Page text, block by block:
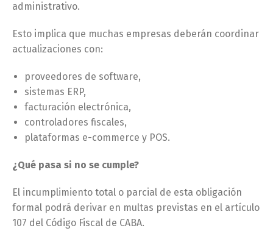
administrativo.
Esto implica que muchas empresas deberán coordinar
actualizaciones con:
proveedores de software,
sistemas ERP,
facturación electrónica,
controladores fiscales,
plataformas e-commerce y POS.
¿Qué pasa si no se cumple?
El incumplimiento total o parcial de esta obligación
formal podrá derivar en multas previstas en el artículo
107 del Código Fiscal de CABA.